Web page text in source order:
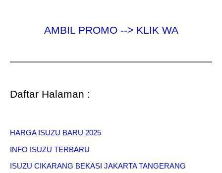
AMBIL PROMO --> KLIK WA
Daftar Halaman :
HARGA ISUZU BARU 2025
INFO ISUZU TERBARU
ISUZU CIKARANG BEKASI JAKARTA TANGERANG